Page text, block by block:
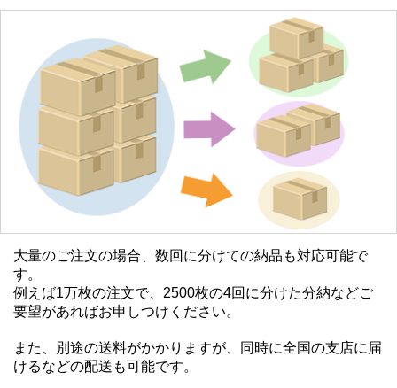
大量のご注文の場合、数回に分けての納品も対応可能で
す。
例えば1万枚の注文で、2500枚の4回に分けた分納などご
要望があればお申しつけください。
また、別途の送料がかかりますが、同時に全国の支店に届
けるなどの配送も可能です。